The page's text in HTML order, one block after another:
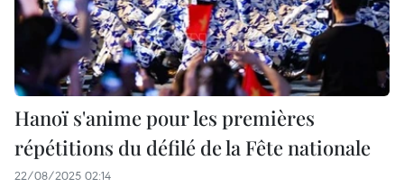
Hanoï s'anime pour les premières
répétitions du défilé de la Fête nationale
22/08/2025 02:14